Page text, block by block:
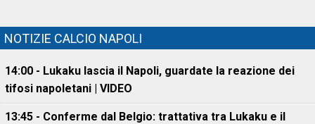
NOTIZIE CALCIO NAPOLI
14:00 - Lukaku lascia il Napoli, guardate la reazione dei
tifosi napoletani | VIDEO
13:45 - Conferme dal Belgio: trattativa tra Lukaku e il